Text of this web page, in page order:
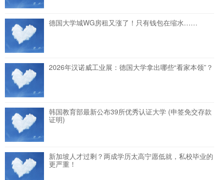
德国大学城WG房租又涨了！只有钱包在缩水……
2026年汉诺威工业展：德国大学拿出哪些“看家本领”？
韩国教育部最新公布39所优秀认证大学 (申签免交存款
证明)
新加坡人才过剩？两成学历太高宁愿低就，私校毕业的
更严重！